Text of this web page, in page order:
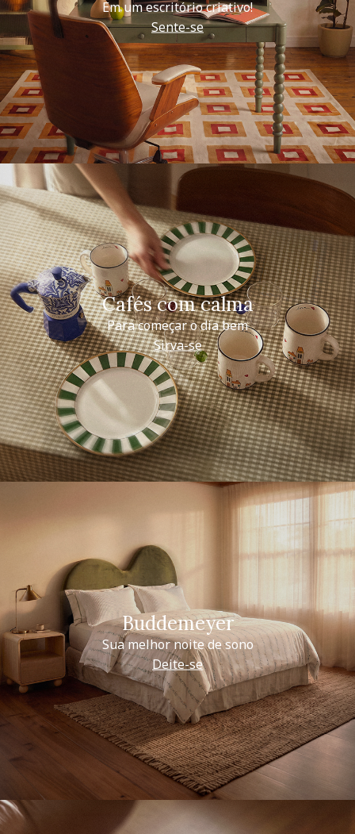
Em um escritório criativo!
Sente-se
Cafés com calma
Para começar o dia bem
Sirva-se
Buddemeyer
Sua melhor noite de sono
Deite-se